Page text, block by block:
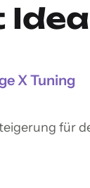
X Tuning
für